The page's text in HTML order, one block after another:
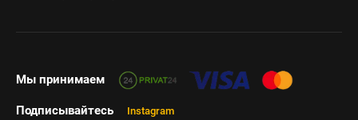
Мы принимаем
Подписывайтесь Instagram